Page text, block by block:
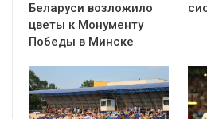
Беларуси возложило
цветы к Монументу
Победы в Минске